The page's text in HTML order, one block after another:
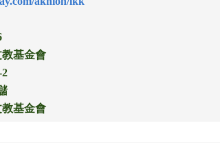
基金會
基金會